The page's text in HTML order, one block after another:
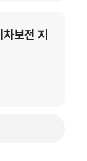
보전 지